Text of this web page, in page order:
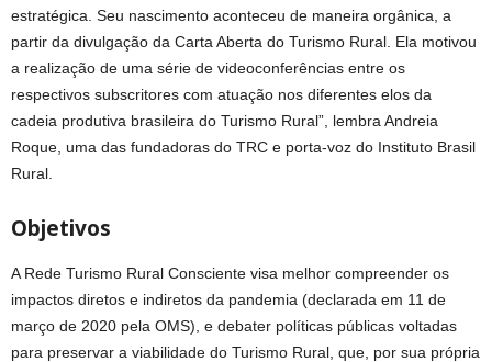
estratégica. Seu nascimento aconteceu de maneira orgânica, a
partir da divulgação da Carta Aberta do Turismo Rural. Ela motivou
a realização de uma série de videoconferências entre os
respectivos subscritores com atuação nos diferentes elos da
cadeia produtiva brasileira do Turismo Rural”, lembra Andreia
Roque, uma das fundadoras do TRC e porta-voz do Instituto Brasil
Rural.
Objetivos
A Rede Turismo Rural Consciente visa melhor compreender os
impactos diretos e indiretos da pandemia (declarada em 11 de
março de 2020 pela OMS), e debater políticas públicas voltadas
para preservar a viabilidade do Turismo Rural, que, por sua própria